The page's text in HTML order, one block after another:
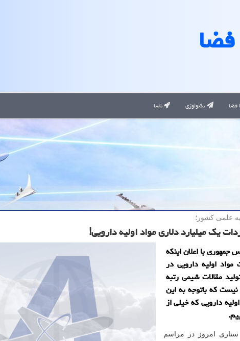
فضا تکنولوژی ناسا
علمی كشور؛
یك میلیارد دلاری مواد اولیه دارویی!
با اعلان اینکه
اولیه دارویی در
مقالات شیمی رتبه
که باتوجه به این
دارویی که خیلی از
ستاری امروز در مراسم